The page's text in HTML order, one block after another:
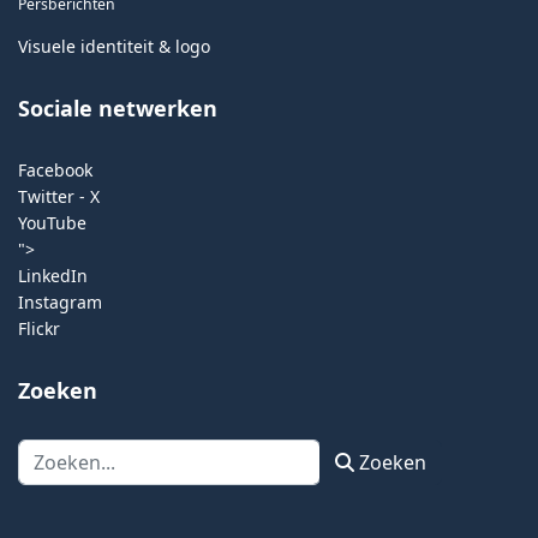
Persberichten
Visuele identiteit & logo
Sociale netwerken
Facebook
Twitter - X
YouTube
">
LinkedIn
Instagram
Flickr
Zoeken
Zoeken Zoeken